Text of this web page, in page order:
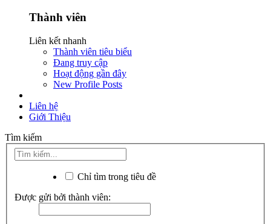
Thành viên
Liên kết nhanh
Thành viên tiêu biểu
Đang truy cập
Hoạt động gần đây
New Profile Posts
Liên hệ
Giới Thiệu
Tìm kiếm
Chỉ tìm trong tiêu đề
Được gửi bởi thành viên: